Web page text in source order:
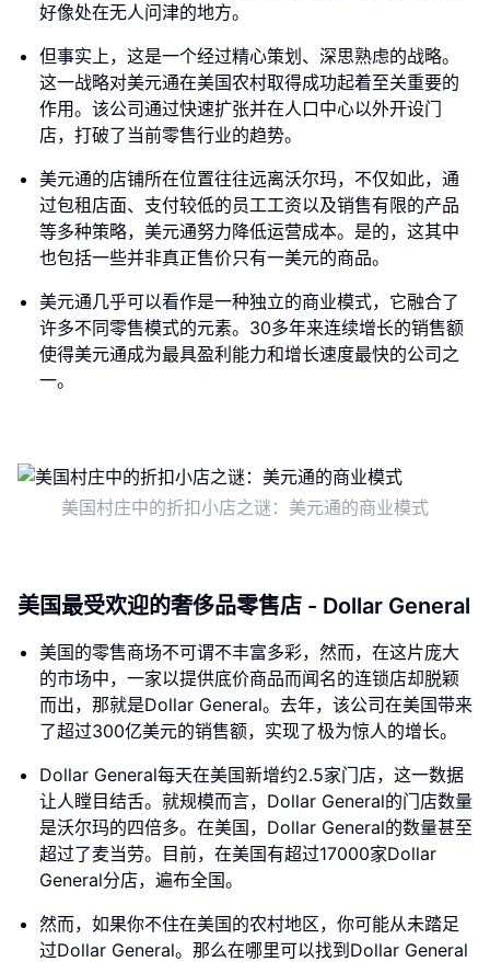
好像处在无人问津的地方。
但事实上，这是一个经过精心策划、深思熟虑的战略。
这一战略对美元通在美国农村取得成功起着至关重要的
作用。该公司通过快速扩张并在人口中心以外开设门
店，打破了当前零售行业的趋势。
美元通的店铺所在位置往往远离沃尔玛，不仅如此，通
过包租店面、支付较低的员工工资以及销售有限的产品
等多种策略，美元通努力降低运营成本。是的，这其中
也包括一些并非真正售价只有一美元的商品。
美元通几乎可以看作是一种独立的商业模式，它融合了
许多不同零售模式的元素。30多年来连续增长的销售额
使得美元通成为最具盈利能力和增长速度最快的公司之
一。
美国村庄中的折扣小店之谜：美元通的商业模式
美国最受欢迎的奢侈品零售店 - Dollar General
美国的零售商场不可谓不丰富多彩，然而，在这片庞大
的市场中，一家以提供底价商品而闻名的连锁店却脱颖
而出，那就是Dollar General。去年，该公司在美国带来
了超过300亿美元的销售额，实现了极为惊人的增长。
Dollar General每天在美国新增约2.5家门店，这一数据
让人瞠目结舌。就规模而言，Dollar General的门店数量
是沃尔玛的四倍多。在美国，Dollar General的数量甚至
超过了麦当劳。目前，在美国有超过17000家Dollar
General分店，遍布全国。
然而，如果你不住在美国的农村地区，你可能从未踏足
过Dollar General。那么在哪里可以找到Dollar General